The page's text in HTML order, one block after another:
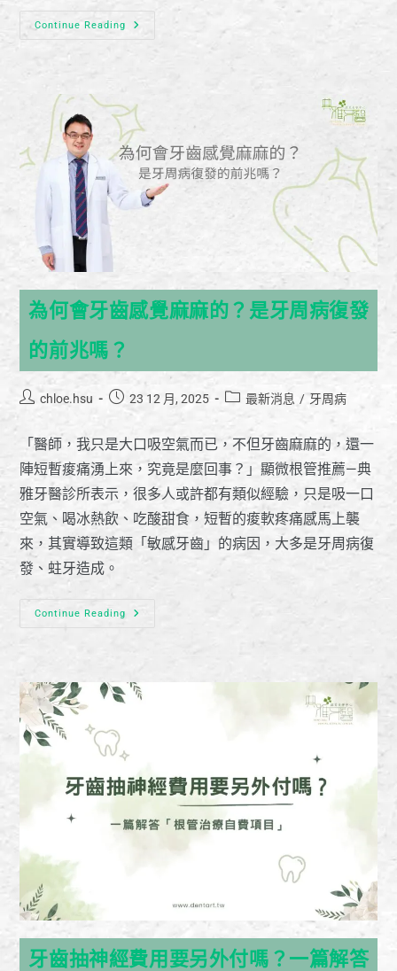
Continue Reading
為何會牙齒感覺麻麻的？是牙周病復發
的前兆嗎？
chloe.hsu 23 12 月, 2025 最新消息 / 牙周病
「醫師，我只是大口吸空氣而已，不但牙齒麻麻的，還一
陣短暫痠痛湧上來，究竟是麼回事？」顯微根管推薦—典
雅牙醫診所表示，很多人或許都有類似經驗，只是吸一口
空氣、喝冰熱飲、吃酸甜食，短暫的痠軟疼痛感馬上襲
來，其實導致這類「敏感牙齒」的病因，大多是牙周病復
發、蛀牙造成。
Continue Reading
牙齒抽神經費用要另外付嗎？一篇解答